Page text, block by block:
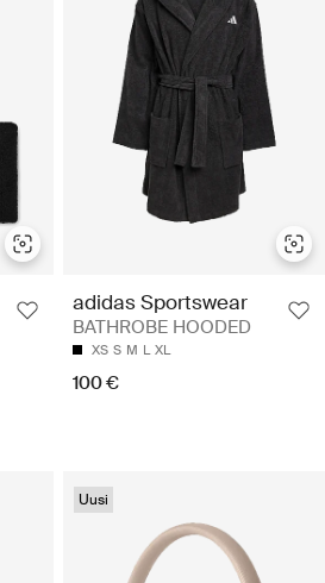
adidas Sportswear
BATHROBE HOODED
XS S M L XL
100 €
Uusi